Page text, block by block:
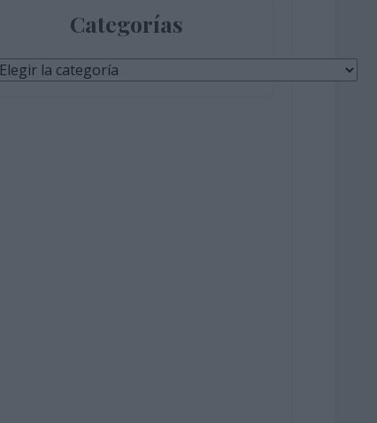
Categorías
Categorías